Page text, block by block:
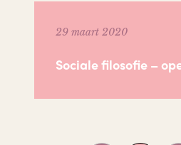
29 maart 2020
Sociale filosofie –